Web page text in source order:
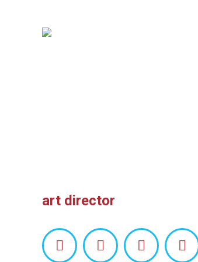
art director
FacebookLinkedinPinterest